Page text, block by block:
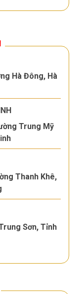
Hà Đông, Hà
Trung Mỹ
Thanh Khê,
Sơn, Tỉnh